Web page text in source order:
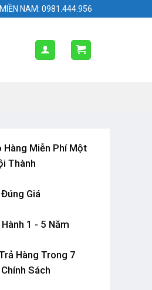
MIỀN NAM: 0981.444.956
Hàng Miễn Phí Một
Thành
Giá
1 - 5 Năm
Hàng Trong 7
Sách